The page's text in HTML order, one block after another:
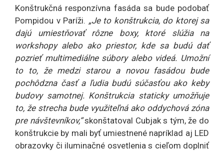
Konštrukčná responzívna fasáda sa bude podobať
Pompidou v Paríži. „Je to konštrukcia, do ktorej sa
dajú umiestňovať rôzne boxy, ktoré slúžia na
workshopy alebo ako priestor, kde sa budú dať
pozrieť multimediálne súbory alebo videá. Umožní
to to, že medzi starou a novou fasádou bude
pochôdzna časť a ľudia budú súčasťou ako keby
budovy samotnej. Konštrukcia staticky umožňuje
to, že strecha bude využiteľná ako oddychová zóna
pre návštevníkov,“skonštatoval Cubjak s tým, že do
konštrukcie by mali byť umiestnené napríklad aj LED
obrazovky či iluminačné osvetlenia s cieľom doplniť